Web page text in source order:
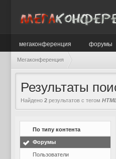
мегаконференция форумы
Мегаконференция
Результаты
Найдено 2 результатов с тегом
По типу контента
Форумы
Пользователи